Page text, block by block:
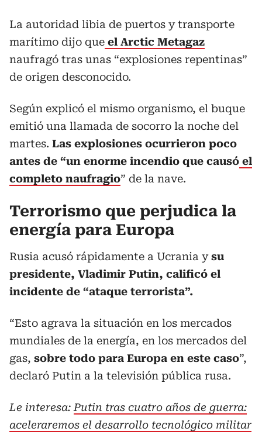
La autoridad libia de puertos y transporte
marítimo dijo que el Arctic Metagaz
naufragó tras unas “explosiones repentinas”
de origen desconocido.
Según explicó el mismo organismo, el buque
emitió una llamada de socorro la noche del
martes. Las explosiones ocurrieron poco
antes de “un enorme incendio que causó el
completo naufragio” de la nave.
Terrorismo que perjudica la
energía para Europa
Rusia acusó rápidamente a Ucrania ysu
presidente, Vladimir Putin, calificó el
incidente de “ataque terrorista”.
“Esto agrava la situación en los mercados
mundiales de la energía, en los mercados del
gas, sobre todo para Europa en este caso”,
declaró Putin a la televisión pública rusa.
Le interesa: Putin tras cuatro años de guerra:
aceleraremos el desarrollo tecnológico militar